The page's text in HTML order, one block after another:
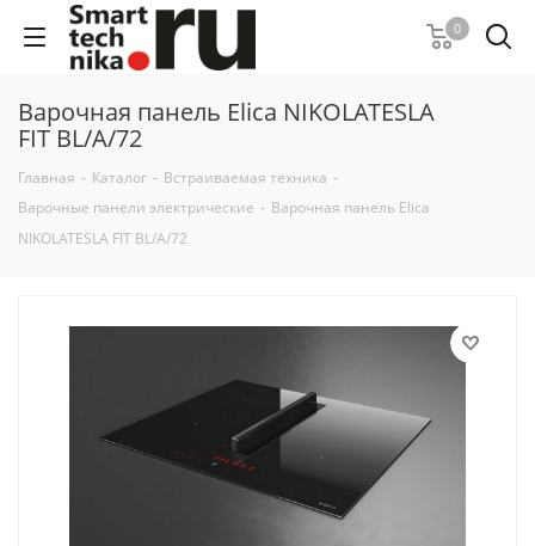
0
Варочная панель Elica NIKOLATESLA
FIT BL/A/72
Главная - Каталог - Встраиваемая техника -
Варочные панели электрические - Варочная панель Elica
NIKOLATESLA FIT BL/A/72